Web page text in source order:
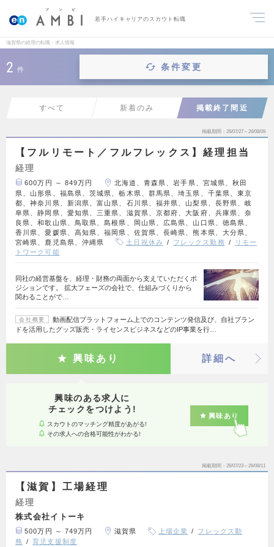
若手ハイキャリアのスカウト転職
滋賀県の経理の転職・求人情報
2 件 条件変更
すべて 新着のみ 掲載終了間近
掲載期間 26/07/27～26/08/09
【フルリモート／フルフレックス】経理担当
経理
600万円 ～ 849万円
北海道、青森県、岩手県、宮城県、秋田
県、山形県、福島県、茨城県、栃木県、群馬県、埼玉県、千葉県、東京
都、神奈川県、新潟県、富山県、石川県、福井県、山梨県、長野県、岐
阜県、静岡県、愛知県、三重県、滋賀県、京都府、大阪府、兵庫県、奈
良県、和歌山県、鳥取県、島根県、岡山県、広島県、山口県、徳島県、
香川県、愛媛県、高知県、福岡県、佐賀県、長崎県、熊本県、大分県、
宮崎県、鹿児島県、沖縄県
土日祝休み フレックス勤務
リモー
トワーク可能
同社の経営基盤を、経理・財務の両面から支えていただくポ
ジションです。 拡大フェーズの会社で、仕組みづくりから
関わることがで…
会社概要
動画配信プラットフォーム上でのコンテンツ発信及び、自社ブラン
ドを活用したグッズ販売・ライセンスビジネスなどのIP事業を行…
興味あり 詳細へ
興味のある求人に
チェックをつけよう!
スカウトのマッチング精度があがる!
その求人への合格可能性がわかる!
興味あり
掲載期間 26/07/23～26/08/11
【滋賀】工場経理
経理
株式会社イトーキ
500万円 ～ 749万円 滋賀県 上場企業
フレックス勤
務
育児支援制度